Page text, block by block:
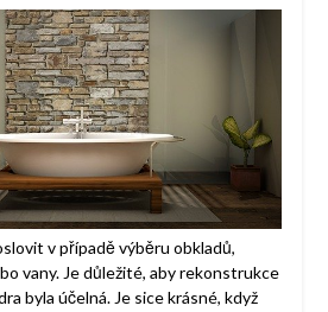
v případě výběru obkladů,
vany. Je důležité, aby rekonstrukce
byla účelná. Je sice krásné, když